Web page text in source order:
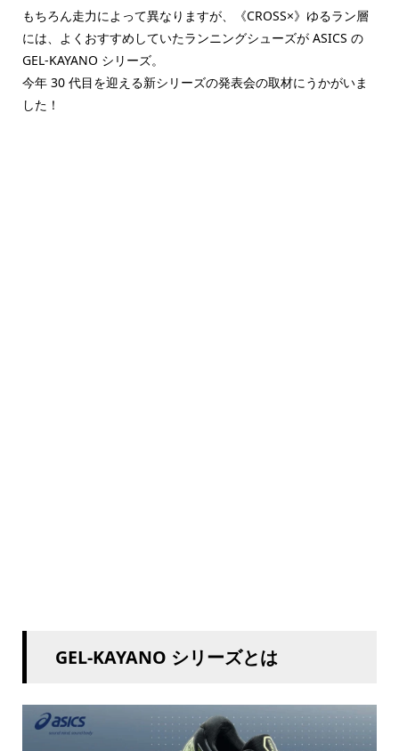
もちろん走力によって異なりますが、《CROSS×》ゆるラン層
には、よくおすすめしていたランニングシューズが ASICS の
GEL-KAYANO シリーズ。
今年 30 代目を迎える新シリーズの発表会の取材にうかがいま
した！
GEL-KAYANO シリーズとは